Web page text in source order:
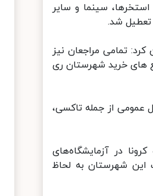
سینما و سایر
شد.
تمامی مراجعان نیز
های خرید شهرستان ری
از جمله تاکسی،
در آزمایشگاه‌های
شهرستان به لحاظ